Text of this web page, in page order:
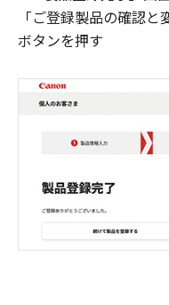
「ご登録製品の確認と
ボタンを押す